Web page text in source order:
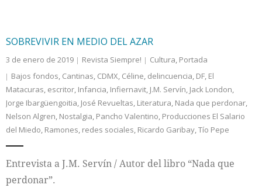
SOBREVIVIR EN MEDIO DEL AZAR
3 de enero de 2019 Revista Siempre! Cultura, Portada
Bajos fondos, Cantinas, CDMX, Céline, delincuencia, DF, El
Matacuras, escritor, Infancia, Infiernavit, J.M. Servín, Jack London,
Jorge Ibargüengoitia, José Revueltas, Literatura, Nada que perdonar,
Nelson Algren, Nostalgia, Pancho Valentino, Producciones El Salario
del Miedo, Ramones, redes sociales, Ricardo Garibay,Tío Pepe
Entrevista a J.M. Servín / Autor del libro “Nada que
perdonar”.